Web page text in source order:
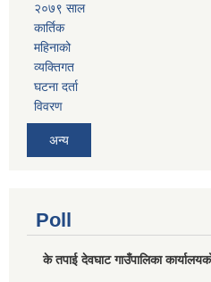
२०७९ साल
कार्तिक
महिनाको
व्यक्तिगत
घटना दर्ता
विवरण
अन्य
Poll
के तपाई देवघाट गाउँपालिका